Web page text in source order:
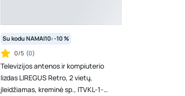
Su kodu NAMAI10: -10 %
0/5 (0)
Televizijos antenos ir kompiuterio
lizdas LIREGUS Retro, 2 vietų,
įleidžiamas, kreminė sp., ITVKL-1-